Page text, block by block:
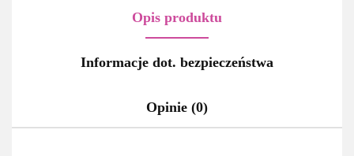
Opis produktu
Informacje dot. bezpieczeństwa
Opinie (0)